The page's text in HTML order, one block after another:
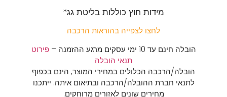
מידות חוץ כוללות בליטת גג*
לחצו לצפייה בהוראות הרכבה
הובלה חינם עד 10 ימי עסקים מרגע ההזמנה –
פירוט
תנאי הובלה
הובלה/הרכבה הכלולים במחירי המוצר, הינם בכפוף
לתנאי חברת ההובלה/הרכבה ובתיאום איתה. ייתכנו
מחירים שונים לאזורים מרוחקים.